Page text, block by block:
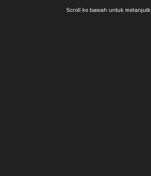
Scroll ke bawah untuk